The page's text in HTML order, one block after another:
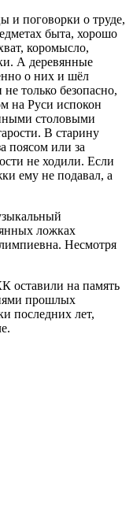
и поговорки о труде,
быта, хорошо
коромысло,
А деревянные
о них и шёл
только безопасно,
на Руси испокон
столовыми
В старину
поясом или за
не ходили. Если
ему не подавал, а
ложках
Несмотря
оставили на память
прошлых
последних лет,